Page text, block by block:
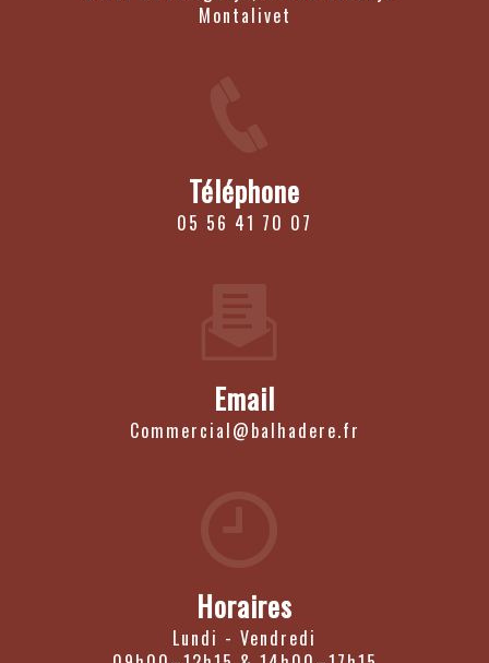
Montalivet
Téléphone
05 56 41 70 07
Email
commercial@balhadere.fr
Horaires
Lundi - Vendredi